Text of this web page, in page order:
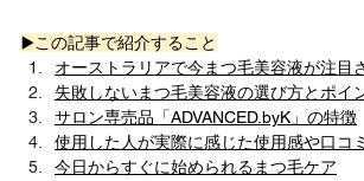
▶️この記事で紹介すること
オーストラリアで今まつ毛美容液が注目
失敗しないまつ毛美容液の選び方とポイ
サロン専売品「ADVANCED.byK」の特徴
使用した人が実際に感じた使用感や口コミ
今日からすぐに始められるまつ毛ケア